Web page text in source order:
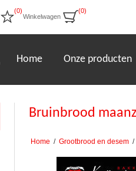
(0)
Winkelwagen
(0)
Home Onze producten
Bruinbrood
Home / Grootbrood en desem /